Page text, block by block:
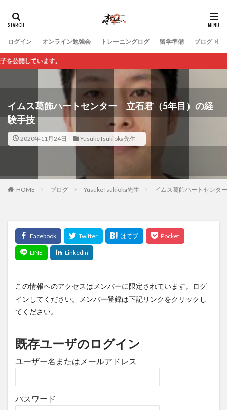
ログイン オンライン勉強会 トレーニングログ 留学準備 ブログ
います。
イムス葛飾ハートセンター 立石君（5年目）の経
験手技
2020年11月24日 YusukeTsukioka先生
HOME ブログ YusukeTsukioka先生 イムス葛飾ハートセンタ
この情報へのアクセスはメンバーに限定されています。ログ
インしてください。メンバー登録は下記リンクをクリックし
てください。
既存ユーザのログイン
ユーザー名またはメールアドレス
パスワード